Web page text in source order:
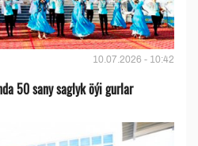
10.07.2026 - 10:42
50 sany saglyk öýi gurlar